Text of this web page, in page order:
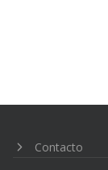
Contacto